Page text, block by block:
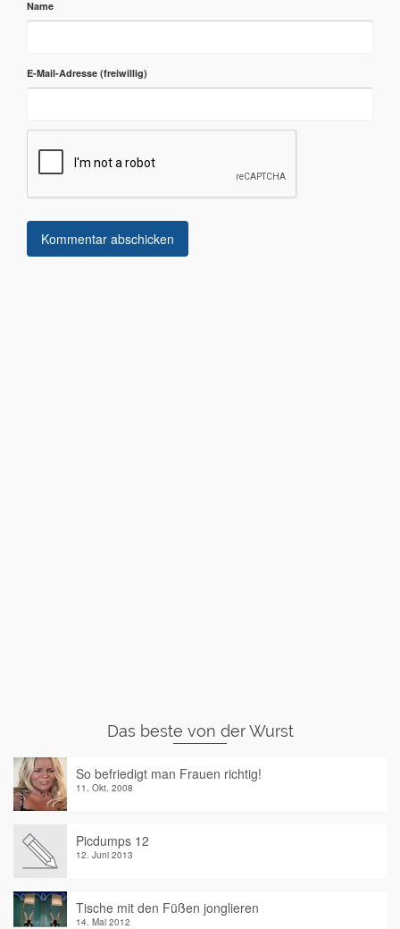
Name
E-Mail-Adresse
Das beste von der Wurst
So befriedigt man Frauen richtig!
11. Okt. 2008
Picdumps 12
12. Juni 2013
Tische mit den Füßen jonglieren
14. Mai 2012